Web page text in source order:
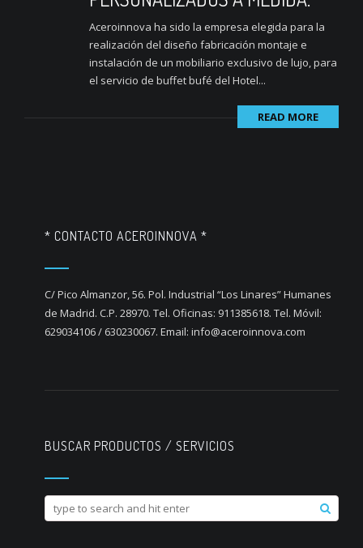
Aceroinnova ha sido la empresa elegida para la
realización del diseño fabricación montaje e
instalación de un mobiliario exclusivo de lujo, para
el servicio de buffet bufé del Hotel...
READ MORE
* CONTACTO ACEROINNOVA *
C/ Pico Almanzor, 56. Pol. Industrial “Los Linares” Humanes
de Madrid. C.P. 28970. Tel. Oficinas: 911385618. Tel. Móvil:
629034106 / 630230067. Email: info@aceroinnova.com
BUSCAR PRODUCTOS / SERVICIOS